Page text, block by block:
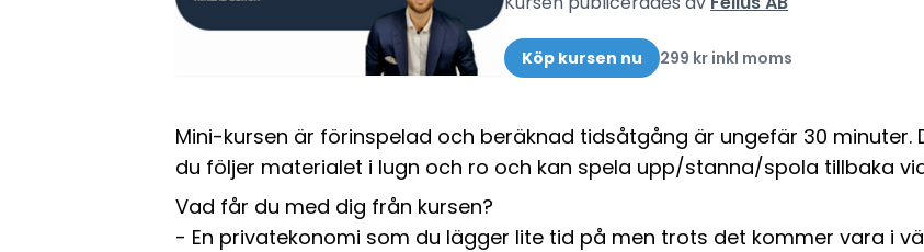
Köp kursen nu 299 kr inkl moms
Mini-kursen är förinspelad och beräknad tidsåtgång är ungefär 30
du följer materialet i lugn och ro och kan spela upp/stanna/spola tillbaka
Vad får du med dig från kursen?
- En privatekonomi som du lägger lite tid på men trots det kommer vara i